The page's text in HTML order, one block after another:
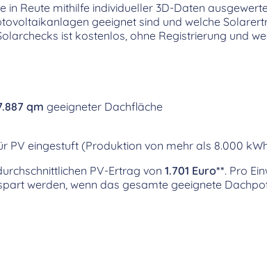
in Reute mithilfe individueller 3D-Daten
geeignet sind und welche
ist kostenlos, ohne Registrierung und
qm geeigneter Dachfläche
PV eingestuft (Produktion von mehr als 8.000
PV-Ertrag von 1.701 Euro**. Pro
werden, wenn das gesamte geeignete